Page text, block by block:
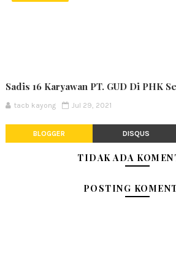
Sadis 16 Karyawan PT. GUD Di PHK
tacb kayong Jul 29, 2021
BLOGGER DISQUS
TIDAK ADA
POSTING